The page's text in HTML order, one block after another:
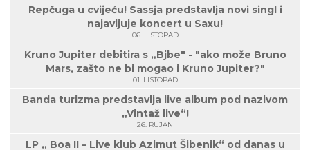
Repčuga u cvijeću! Sassja predstavlja novi singl i
najavljuje koncert u Saxu!
06. LISTOPAD
Kruno Jupiter debitira s „Bjbe" - "ako može Bruno
Mars, zašto ne bi mogao i Kruno Jupiter?"
01. LISTOPAD
Banda turizma predstavlja live album pod nazivom
„Vintaž live“!
26. RUJAN
LP „ Boa II – Live klub Azimut Šibenik“ od danas u